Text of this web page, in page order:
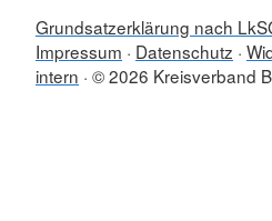
Grundsatzerklärung nach
Impressum
Datenschutz
intern © 2026 Kreisverband